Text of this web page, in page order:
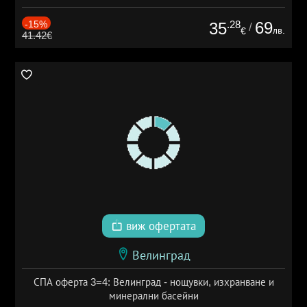
-15%
41.42€ 35.28
€ / 69лв.
виж офертата
Велинград
СПА оферта 3=4: Велинград - нощувки, изхранване и
минерални басейни